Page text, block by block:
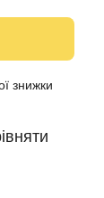
знижки